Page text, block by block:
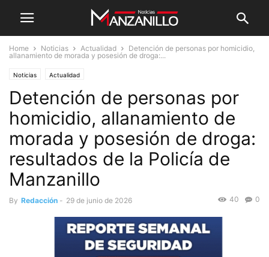
Home Noticias Actualidad
Detención de personas por homicidio,
allanamiento de morada y posesión de droga:...
Noticias Actualidad
Detención de personas por
homicidio, allanamiento de
morada y posesión de droga:
resultados de la Policía de
Manzanillo
By Redacción - 29 de junio de 2026 0
40